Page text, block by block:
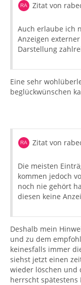
Zitat von
Auch erlaube ich
Anzeigen
Darstellung
Eine sehr
beglückwünschen
Zitat von
Die meisten
kommen jedoch
noch nie gehört
diesen keine
Deshalb mein
und zu dem
keinesfalls immer
siehst jetzt einen
wieder löschen und
herrscht spätestens